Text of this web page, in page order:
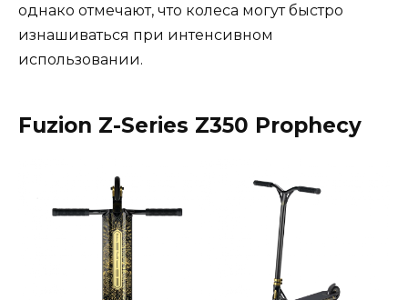
однако отмечают, что колеса могут быстро
изнашиваться при интенсивном
использовании.
Fuzion Z-Series Z350 Prophecy